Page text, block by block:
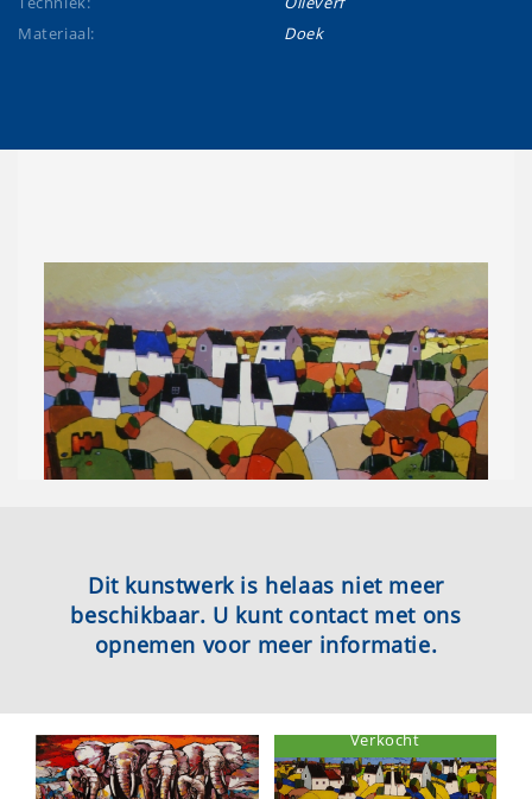
Materiaal:
Doek
Dit kunstwerk is helaas niet meer
beschikbaar. U kunt contact met ons
opnemen voor meer informatie.
Verkocht